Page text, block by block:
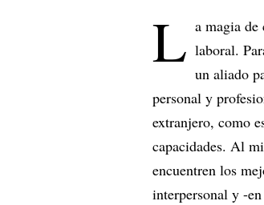
L a magia
laboral.
un aliado
personal y
extranjero, como
capacidades. Al
encuentren los
interpersonal y -